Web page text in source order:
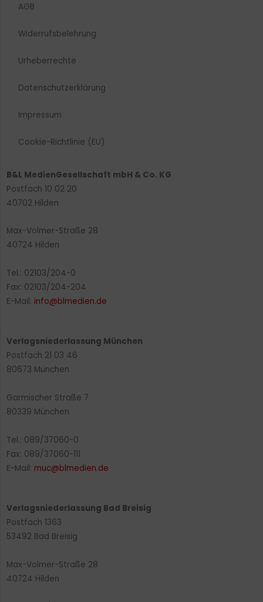
AGB
Widerrufsbelehrung
Urheberrechte​
Datenschutzerklärung
Impressum
Cookie-Richtlinie (EU)
B&L MedienGesellschaft mbH & Co. KG
Postfach 10 02 20
40702 Hilden
Max-Volmer-Straße 28
40724 Hilden
Tel.: 02103/204-0
Fax: 02103/204-204
E-Mail: info@blmedien.de
Verlagsniederlassung München
Postfach 21 03 46
80673 München
Garmischer Straße 7
80339 München
Tel.: 089/37060-0
Fax: 089/37060-111
E-Mail: muc@blmedien.de
Verlagsniederlassung Bad Breisig
Postfach 1363
53492 Bad Breisig
Max-Volmer-Straße 28
40724 Hilden